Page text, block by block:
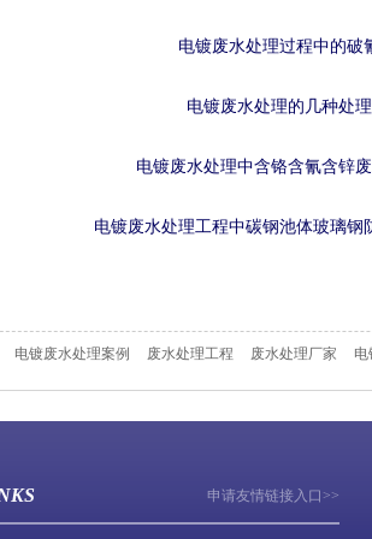
电镀废水处理过程中的破
电镀废水处理的几种处
电镀废水处理中含铬含氰含锌
电镀废水处理工程中碳钢池体玻璃钢
电镀废水处理案例 废水处理工程 废水处理厂家 电
申请友情链接入口>>